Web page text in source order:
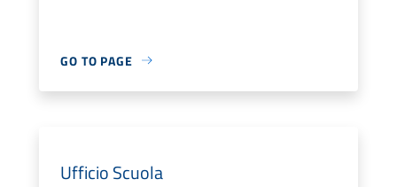
GO TO PAGE
Ufficio Scuola